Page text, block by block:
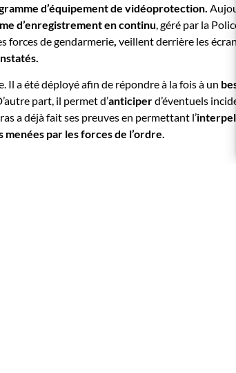
d’équipement de vidéoprotection.
d’enregistrement en continu , géré par la
forces de gendarmerie veillent derrière les
a été déployé afin de répondre à la fois à un
part, il permet d’anticiperd’éventuels
a déjà fait ses preuves en permettant l’
menées par les forces de l’ordre.